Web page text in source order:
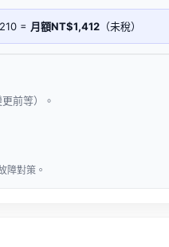
= 月額NT$1,412（未稅）
前等）。
障對策。